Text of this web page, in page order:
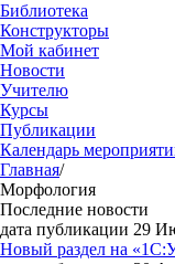
Библиотека
Конструкторы
Мой кабинет
Новости
Учителю
Курсы
Публикации
Календарь
Главная/
Морфология
Последние новости
дата публикации 29
Новый раздел на